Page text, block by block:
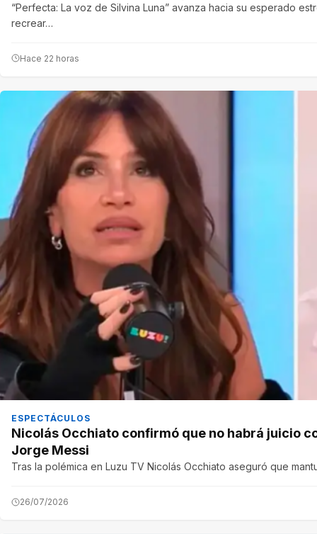
“Perfecta: La voz de Silvina Luna” avanza hacia su esperado
recrear…
Hace 22 horas
ESPECTÁCULOS
Nicolás Occhiato confirmó que no habrá juicio
Jorge Messi
Tras la polémica en Luzu TV Nicolás Occhiato aseguró que
26/07/2026